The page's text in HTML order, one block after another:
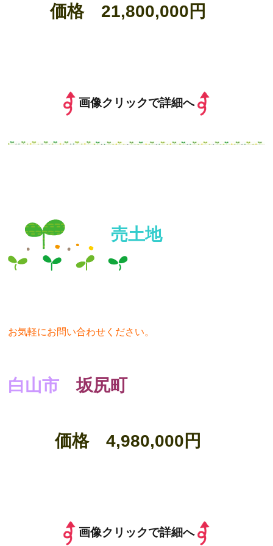
価格 21,800,000円
画像クリックで詳細へ
売土地
お気軽にお問い合わせください。
白山市坂尻町
価格 4,980,000円
画像クリックで詳細へ